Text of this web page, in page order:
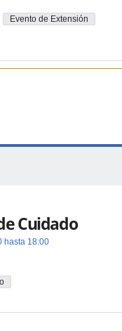
Evento de Extensión
Cuidado
hasta 18:00